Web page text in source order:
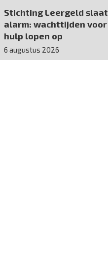
Stichting Leergeld slaat
alarm: wachttijden voor
hulp lopen op
6 augustus 2026